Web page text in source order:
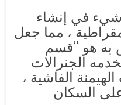
شيء في إنشاء
، مما جعل
به هو “قسم
الجنرالات
الفاشية ،
السكان